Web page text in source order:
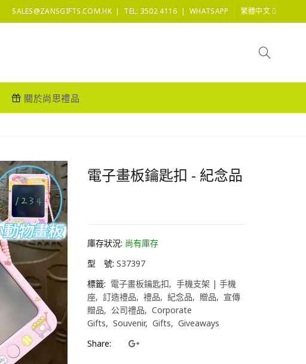
SALES@ZANSGIFTS.COM.HK| TEL: 3502 4116 |WHATSAPP 繁體中文
關於尚思禮品
電子畫板鑰匙扣 - 紀念品
庫存狀況: 尚有庫存
型 號: S37397
標籤: 電子畫板鑰匙扣
手機支架 | 手機
座
訂造禮品 禮品 紀念品 贈品
宣傳
贈品
公司禮品
Corporate
Gifts
Souvenir Gifts
Giveaways
Share: